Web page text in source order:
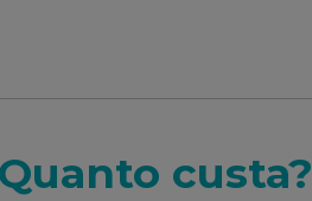
custa?